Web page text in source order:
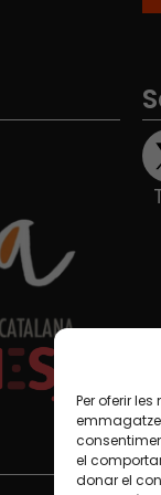
Per oferir
el
donar el